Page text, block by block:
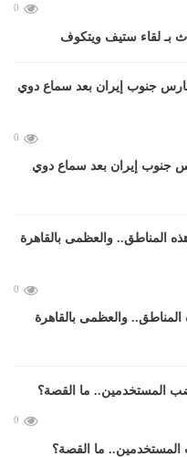
0
بـ لقاء ستيف ويتكوف
0
جنوب إيران بعد سماع دوي
0
والعظمى بالقاهرة
0
ما القصة؟